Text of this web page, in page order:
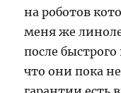
на роботов
меня же
после
что они пока